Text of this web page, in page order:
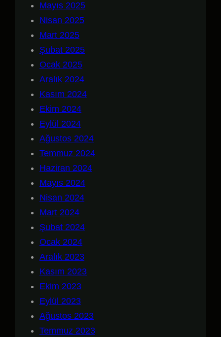
Mayıs 2025
Nisan 2025
Mart 2025
Şubat 2025
Ocak 2025
Aralık 2024
Kasım 2024
Ekim 2024
Eylül 2024
Ağustos 2024
Temmuz 2024
Haziran 2024
Mayıs 2024
Nisan 2024
Mart 2024
Şubat 2024
Ocak 2024
Aralık 2023
Kasım 2023
Ekim 2023
Eylül 2023
Ağustos 2023
Temmuz 2023